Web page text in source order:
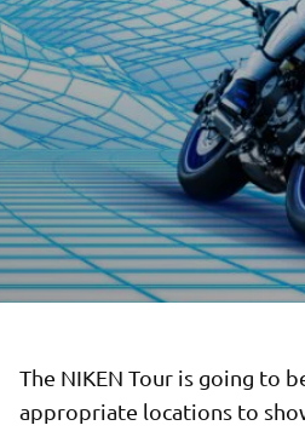
The NIKEN Tour is going to
appropriate locations to